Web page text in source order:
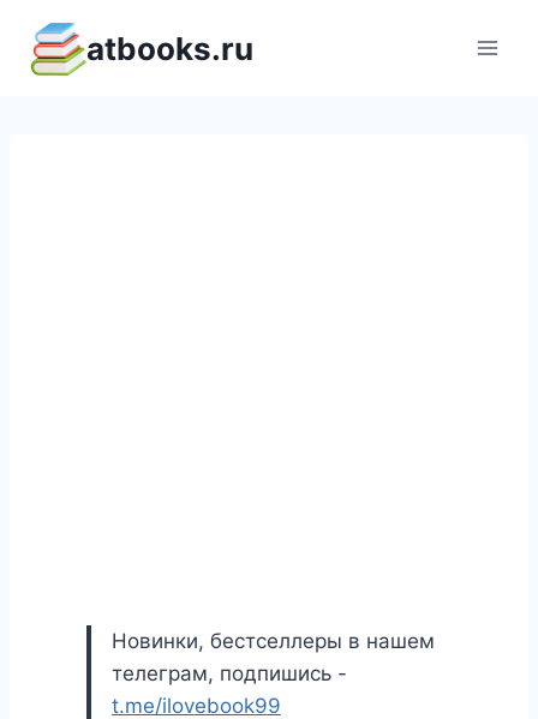
содержимому
atbooks.ru
Новинки, бестселлеры в нашем
телеграм, подпишись -
t.me/ilovebook99